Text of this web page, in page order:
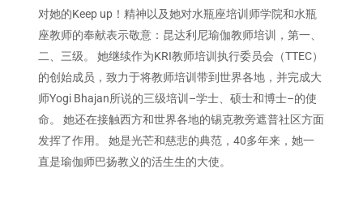
对她的Keep up！精神以及她对水瓶座培训师学院和水瓶
座教师的奉献表示敬意：昆达利尼瑜伽教师培训，第一、
二、三级。 她继续作为KRI教师培训执行委员会（TTEC）
的创始成员，致力于将教师培训带到世界各地，并完成大
师Yogi Bhajan所说的三级培训–学士、硕士和博士–的使
命。 她还在接触西方和世界各地的锡克教旁遮普社区方面
发挥了作用。 她是光芒和慈悲的典范，40多年来，她一
直是瑜伽师巴扬教义的活生生的大使。